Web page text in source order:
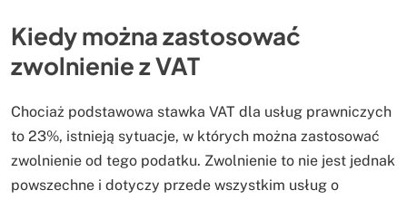
Kiedy można zastosować
zwolnienie z VAT
Chociaż podstawowa stawka VAT dla usług prawniczych
to 23%, istnieją sytuacje, w których można zastosować
zwolnienie od tego podatku. Zwolnienie to nie jest jednak
powszechne i dotyczy przede wszystkim usług o